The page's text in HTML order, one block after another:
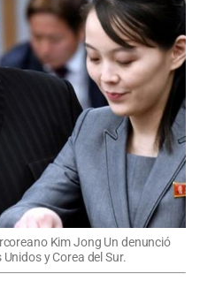
Kim Jong Un denunció
y Corea del Sur.